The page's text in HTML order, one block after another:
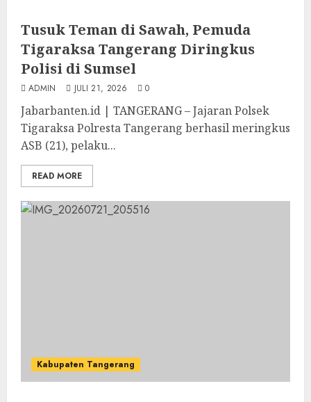
Tusuk Teman di Sawah, Pemuda
Tigaraksa Tangerang Diringkus
Polisi di Sumsel
ADMIN JULI 21, 2026 0
Jabarbanten.id | TANGERANG – Jajaran Polsek
Tigaraksa Polresta Tangerang berhasil meringkus
ASB (21), pelaku...
READ MORE
Kabupaten Tangerang